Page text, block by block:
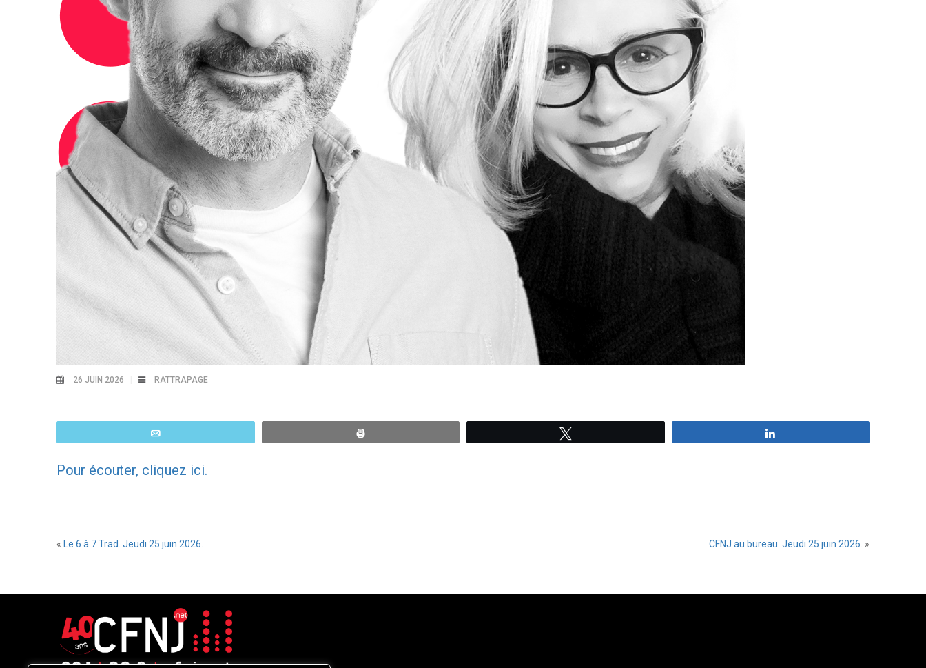
26 JUIN 2026 RATTRAPAGE
Pour écouter, cliquez ici.
« Le 6 à 7 Trad. Jeudi 25 juin 2026. CFNJ au bureau. Jeudi 25 juin 2026. »